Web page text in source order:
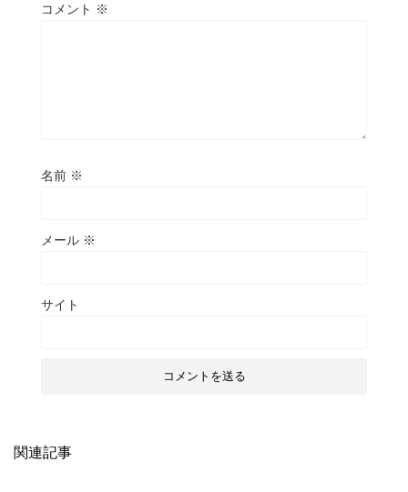
コメント ※
名前 ※
メール ※
サイト
関連記事